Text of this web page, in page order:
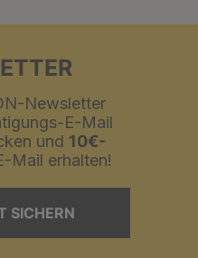
Newsletter
E-Mail
und 10€-
Mail erhalten!
SICHERN